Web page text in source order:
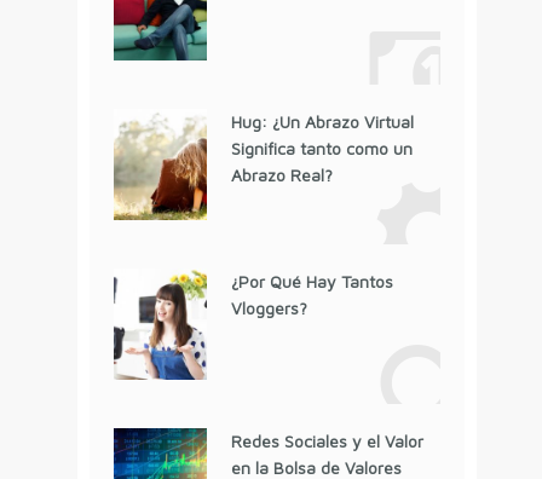
Hug: ¿Un Abrazo Virtual
Significa tanto como un
Abrazo Real?
¿Por Qué Hay Tantos
Vloggers?
Redes Sociales y el Valor
en la Bolsa de Valores